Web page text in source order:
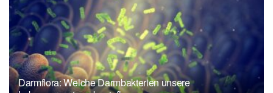
Darmflora: Welche Darmbakterien unsere